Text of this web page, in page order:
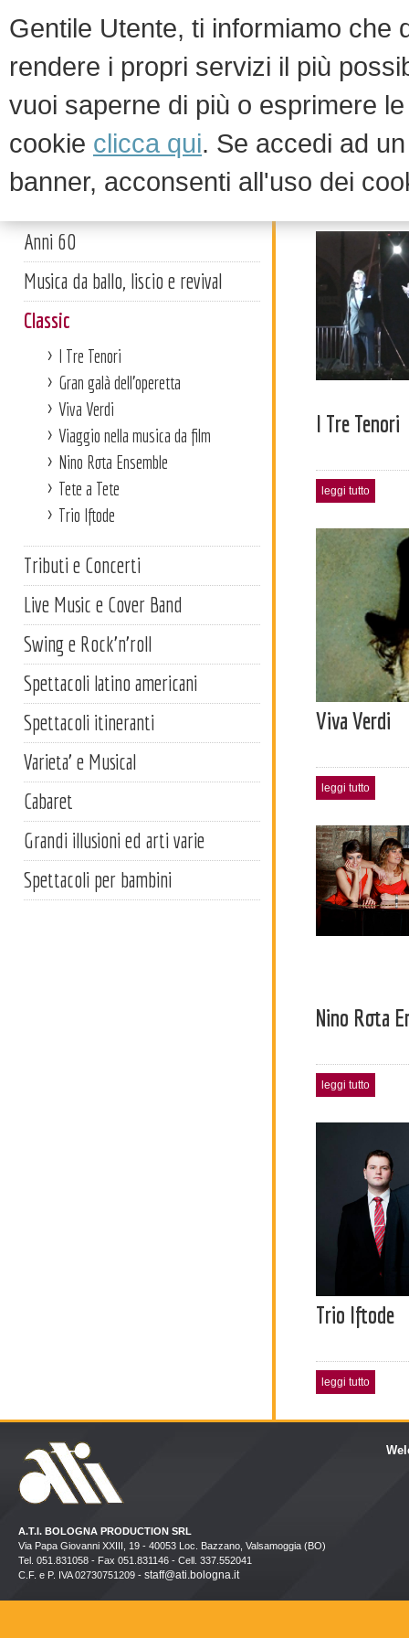
Gentile Utente, ti informiamo che
rendere i propri servizi il più
vuoi saperne di più o esprimere
cookie clicca qui. Se accedi ad
banner, acconsenti all'uso dei
Artisti
Anni 60
Musica da ballo, liscio e revival
Classic
I Tre Tenori
Gran galà dell'operetta
Viva Verdi
Viaggio nella musica da film
Nino Rota Ensemble
Tete a Tete
Trio Iftode
Tributi e Concerti
Live Music e Cover Band
Swing e Rock'n'roll
Spettacoli latino americani
Spettacoli itineranti
Varieta' e Musical
Cabaret
Grandi illusioni ed arti varie
Spettacoli per bambini
Classic
I Tre Tenori
leggi tutto
Viva Verdi
leggi tutto
Nino Rota
leggi tutto
Trio Iftode
leggi tutto
A.T.I. BOLOGNA PRODUCTION SRL
Via Papa Giovanni XXIII, 19 - 40053 Loc. Bazzano, Valsamoggia (BO)
Tel. 051.831058 - Fax 051.831146 - Cell. 337.552041
C.F. e P. IVA 02730751209 - staff@ati.bologna.it